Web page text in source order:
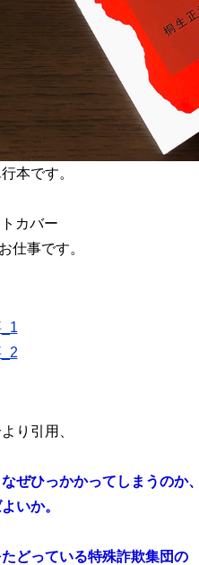
本です。
カバー
仕事です。
り引用、
ぜひっかかってしまうのか、
いか。
どっている特殊詐欺集団の